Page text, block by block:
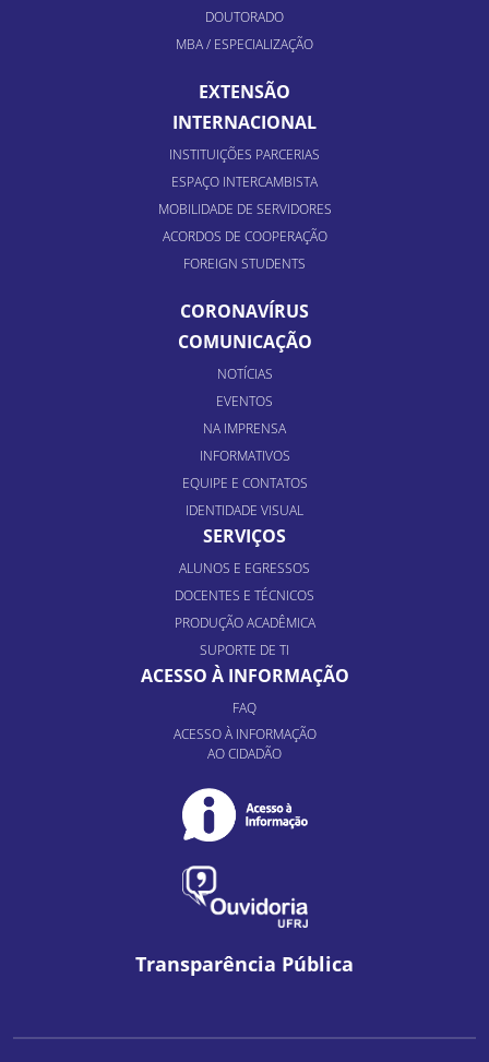
DOUTORADO
MBA / ESPECIALIZAÇÃO
EXTENSÃO
INTERNACIONAL
INSTITUIÇÕES PARCERIAS
ESPAÇO INTERCAMBISTA
MOBILIDADE DE SERVIDORES
ACORDOS DE COOPERAÇÃO
FOREIGN STUDENTS
CORONAVÍRUS
COMUNICAÇÃO
NOTÍCIAS
EVENTOS
NA IMPRENSA
INFORMATIVOS
EQUIPE E CONTATOS
IDENTIDADE VISUAL
SERVIÇOS
ALUNOS E EGRESSOS
DOCENTES E TÉCNICOS
PRODUÇÃO ACADÊMICA
SUPORTE DE TI
ACESSO À INFORMAÇÃO
FAQ
ACESSO À INFORMAÇÃO
AO CIDADÃO
Transparência Pública